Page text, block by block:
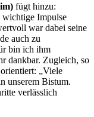
fügt hinzu:
wichtige Impulse
war dabei seine
auch zu
bin ich ihm
dankbar. Zugleich, so
„Viele
unserem Bistum.
verlässlich